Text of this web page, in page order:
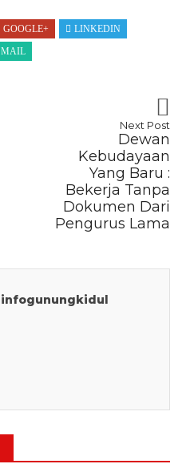
GOOGLE+
LINKEDIN
MAIL
Next Post
Dewan
Kebudayaan
Yang Baru :
Bekerja Tanpa
Dokumen Dari
Pengurus Lama
infogunungkidul